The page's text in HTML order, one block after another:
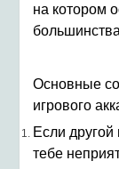
на котором
Основные
игрового
Если другой
тебе